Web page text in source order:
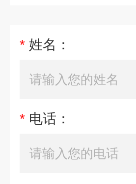
* 姓名：
* 电话：